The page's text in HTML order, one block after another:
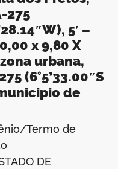
275
5′ –
x 9,80 X
urbana,
(6°5’33.00″S
de
Termo de
DE